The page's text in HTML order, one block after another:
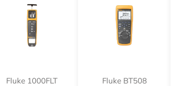
Fluke 1000FLT Fluke BT508